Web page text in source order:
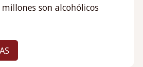
son alcohólicos